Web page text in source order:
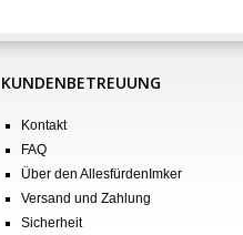
KUNDENBETREUUNG
Kontakt
FAQ
Über den AllesfürdenImker
Versand und Zahlung
Sicherheit